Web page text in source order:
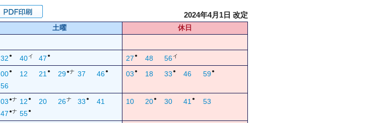
2024年4月1日 改定
土曜
休日
32 ● 40イ 47 ● 27 ● 48 56イ
00● 12 21 ● 29●ナ 37 46 ●
56
03 ● 18 33 ● 46 59 ●
03 ●ナ 12 ● 20 26ナ 33 ●
41
47 ●ナ 55●
10 20● 30 41 ● 53